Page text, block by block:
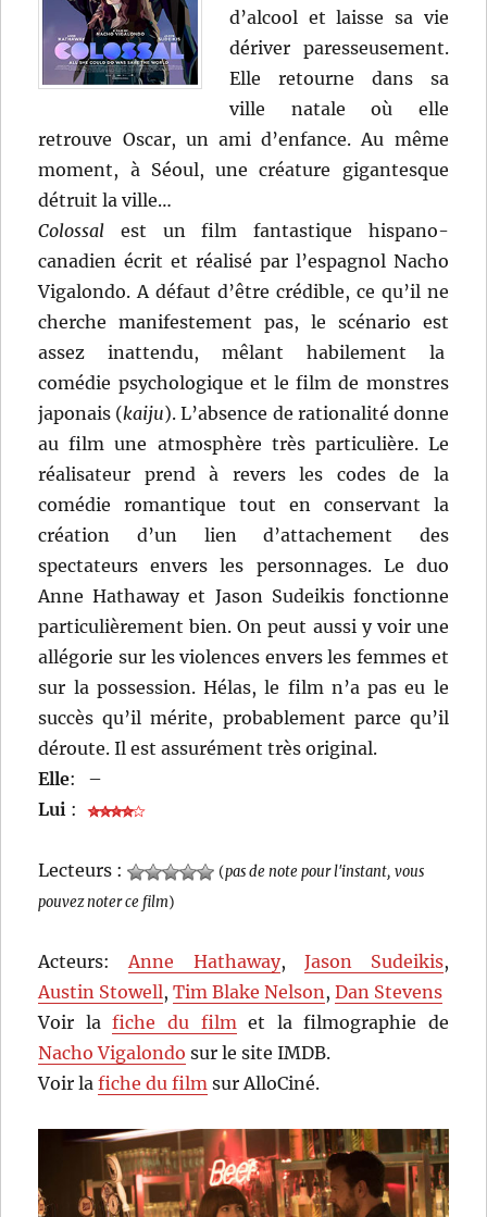
d’alcool et laisse sa vie
dériver paresseusement.
Elle retourne dans sa
ville natale où elle
retrouve Oscar, un ami d’enfance. Au même
moment, à Séoul, une créature gigantesque
détruit la ville…
Colossal est un film fantastique hispano-
canadien écrit et réalisé par l’espagnol Nacho
Vigalondo. A défaut d’être crédible, ce qu’il ne
cherche manifestement pas, le scénario est
assez inattendu, mêlant habilement la
comédie psychologique et le film de monstres
japonais (kaiju). L’absence de rationalité donne
au film une atmosphère très particulière. Le
réalisateur prend à revers les codes de la
comédie romantique tout en conservant la
création d’un lien d’attachement des
spectateurs envers les personnages. Le duo
Anne Hathaway et Jason Sudeikis fonctionne
particulièrement bien. On peut aussi y voir une
allégorie sur les violences envers les femmes et
sur la possession. Hélas, le film n’a pas eu le
succès qu’il mérite, probablement parce qu’il
déroute. Il est assurément très original.
Elle:
–
Lui :
Lecteurs : (pas de note pour l'instant, vous
pouvez noter ce film)
Acteurs:Anne Hathaway, Jason Sudeikis,
Austin Stowell,Tim Blake Nelson,Dan Stevens
Voir lafiche du filmet la filmographie de
Nacho Vigalondo sur le site IMDB.
Voir lafiche du film sur AlloCiné.